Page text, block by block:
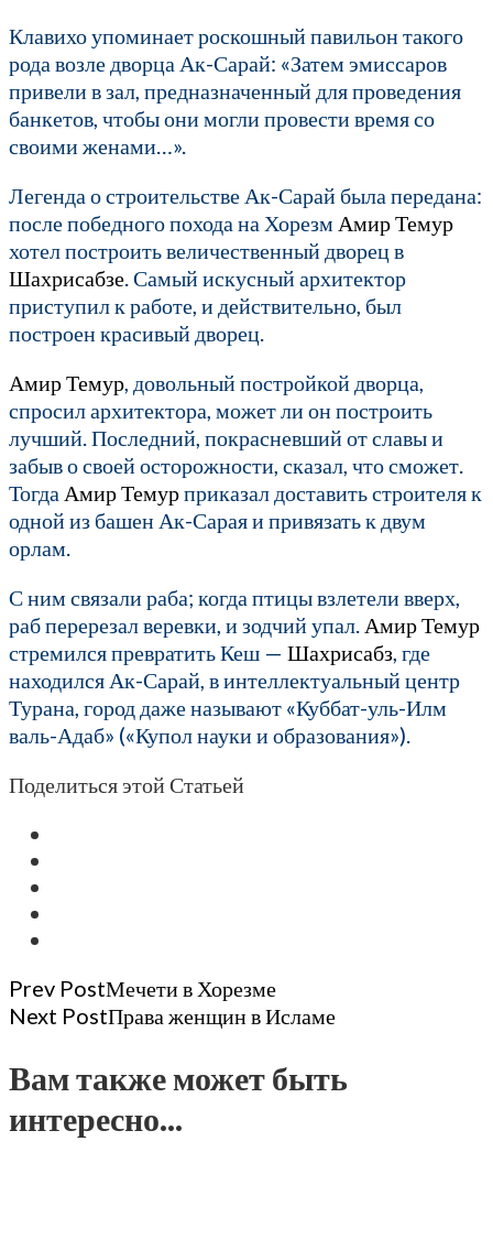
Клавихо упоминает роскошный павильон такого
рода возле дворца Ак-Сарай: «Затем эмиссаров
привели в зал, предназначенный для проведения
банкетов, чтобы они могли провести время со
своими женами…».
Легенда о строительстве Ак-Сарай была передана:
после победного похода на Хорезм Амир Темур
хотел построить величественный дворец в
Шахрисабзе . Самый искусный архитектор
приступил к работе, и действительно, был
построен красивый дворец.
Амир Темур , довольный постройкой дворца,
спросил архитектора, может ли он построить
лучший. Последний, покрасневший от славы и
забыв о своей осторожности, сказал, что сможет.
Тогда Амир Темурприказал доставить строителя к
одной из башен Ак-Сарая и привязать к двум
орлам.
С ним связали раба; когда птицы взлетели вверх,
раб перерезал веревки, и зодчий упал. Амир Темур
стремился превратить Кеш — Шахрисабз , где
находился Ак-Сарай, в интеллектуальный центр
Турана, город даже называют «Куббат-уль-Илм
валь-Адаб» («Купол науки и образования»).
Поделиться этой Статьей
Post
Navigation
Prev PostМечети в Хорезме
Next PostПрава женщин в Исламе
Вам также может быть
интересно...